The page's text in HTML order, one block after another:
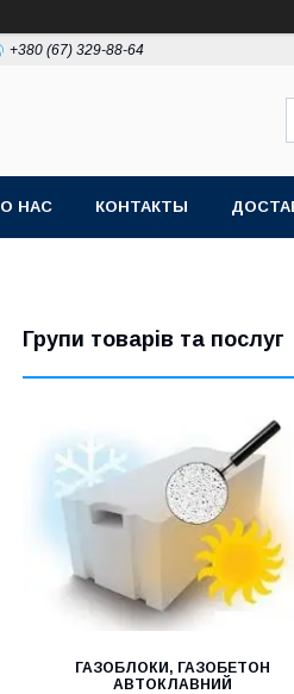
+380 (67) 329-88-64
О НАС КОНТАКТЫ
Групи товарів та послуг
ГАЗОБЛОКИ, ГАЗОБЕТОН
АВТОКЛАВНИЙ